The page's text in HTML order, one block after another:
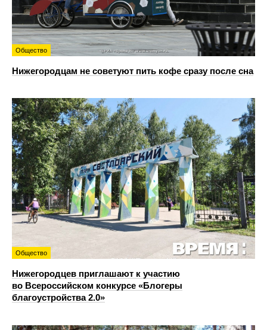
Общество
Нижегородцам не советуют пить кофе сразу после сна
Общество
Нижегородцев приглашают к участию
во Всероссийском конкурсе «Блогеры
благоустройства 2.0»